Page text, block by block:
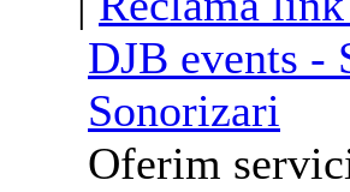
DJB events -
Sonorizari
Oferim